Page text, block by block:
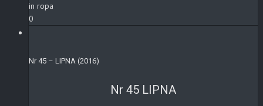
in ropa
0
Nr 45 – LIPNA (2016)
Nr 45 LIPNA